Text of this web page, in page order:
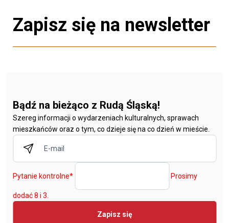
Zapisz się na newsletter
Bądź na bieżąco z Rudą Śląską!
Szereg informacji o wydarzeniach kulturalnych, sprawach
mieszkańców oraz o tym, co dzieje się na co dzień w mieście.
Pytanie kontrolne* Prosimy
dodać 8 i 3.
Zapisz się